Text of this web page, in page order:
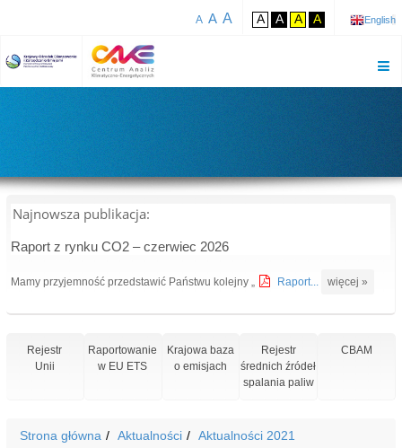
A A A A A A A English
Najnowsza publikacja:
Raport z rynku CO2 – czerwiec 2026
Mamy przyjemność przedstawić Państwu kolejny „ Raport... więcej »
Rejestr
Unii
Raportowanie
w EU ETS
Krajowa baza
o emisjach
Rejestr
średnich źródeł
spalania paliw
CBAM
Strona główna Aktualności
Aktualności 2021